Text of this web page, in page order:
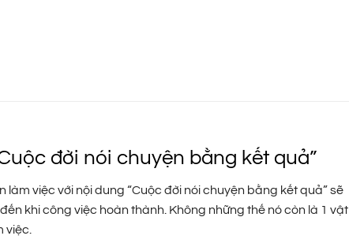
đời nói chuyện bằng kết quả”
việc với nội dung “Cuộc đời nói chuyện bằng kết quả” sẽ
khi công việc hoàn thành. Không những thế nó còn là 1 vật
việc.